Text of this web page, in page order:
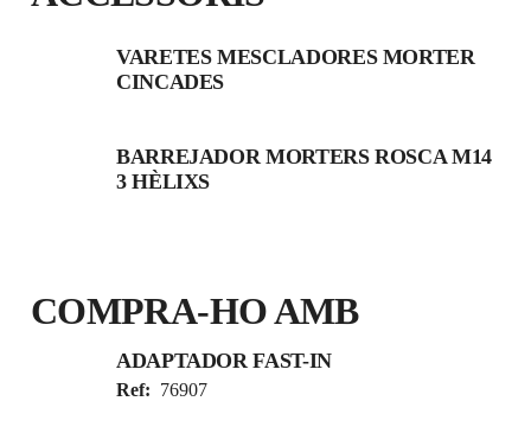
VARETES MESCLADORES MORTER
CINCADES
BARREJADOR MORTERS ROSCA M14
3 HÈLIXS
COMPRA‑HO AMB
ADAPTADOR FAST-IN
Ref: 76907